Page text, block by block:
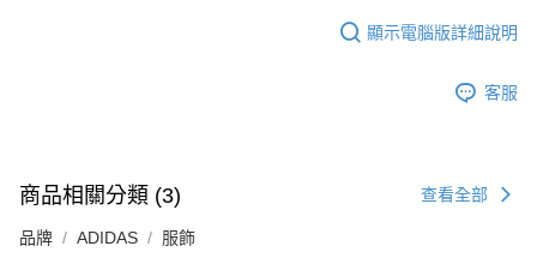
顯示電腦版詳細說明
客服
商品相關分類 (3) 查看全部
品牌 ADIDAS 服飾